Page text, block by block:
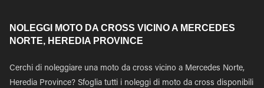
NOLEGGI MOTO DA CROSS VICINO A MERCEDES
NORTE, HEREDIA PROVINCE
Cerchi di noleggiare una moto da cross vicino a Mercedes Norte,
Heredia Province? Sfoglia tutti i noleggi di moto da cross disponibili